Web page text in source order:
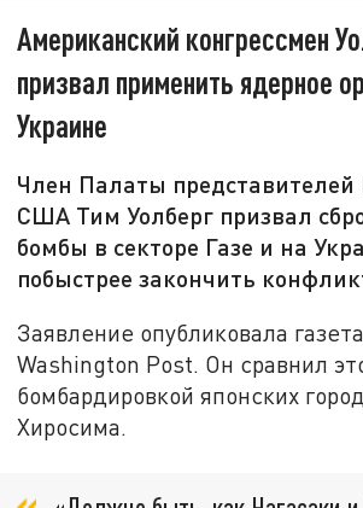
Американский конгрессмен
призвал применить ядерное
Украине
Член Палаты представителей
США Тим Уолберг призвал
бомбы в секторе Газе и на
побыстрее закончить
Заявление опубликовала
Washington Post. Он сравнил
бомбардировкой японских
Хиросима.